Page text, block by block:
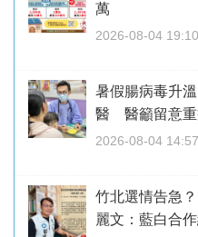
萬
2026-08-04 19:10
暑假腸病毒升
醫 醫籲留意重
2026-08-04 14:57
竹北選情告急
麗文：藍白合